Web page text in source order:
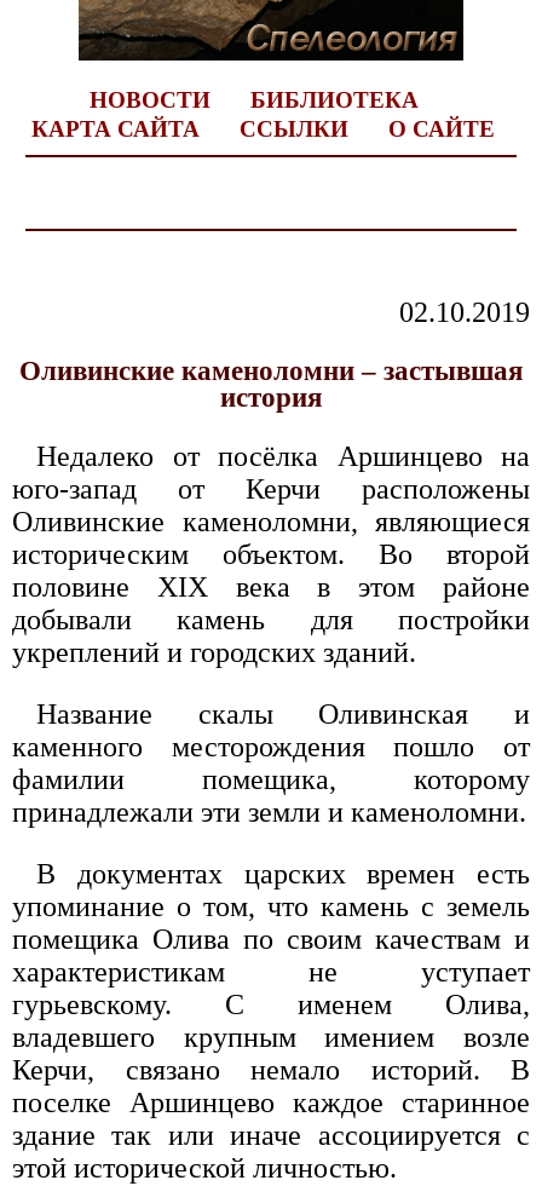
НОВОСТИ
БИБЛИОТЕКА
КАРТА САЙТА
ССЫЛКИ О САЙТЕ
02.10.2019
Оливинские каменоломни – застывшая
история
Недалеко от посёлка Аршинцево на
юго-запад от Керчи расположены
Оливинские каменоломни, являющиеся
историческим объектом. Во второй
половине XIX века в этом районе
добывали камень для постройки
укреплений и городских зданий.
Название скалы Оливинская и
каменного месторождения пошло от
фамилии помещика, которому
принадлежали эти земли и каменоломни.
В документах царских времен есть
упоминание о том, что камень с земель
помещика Олива по своим качествам и
характеристикам не уступает
гурьевскому. С именем Олива,
владевшего крупным имением возле
Керчи, связано немало историй. В
поселке Аршинцево каждое старинное
здание так или иначе ассоциируется с
этой исторической личностью.